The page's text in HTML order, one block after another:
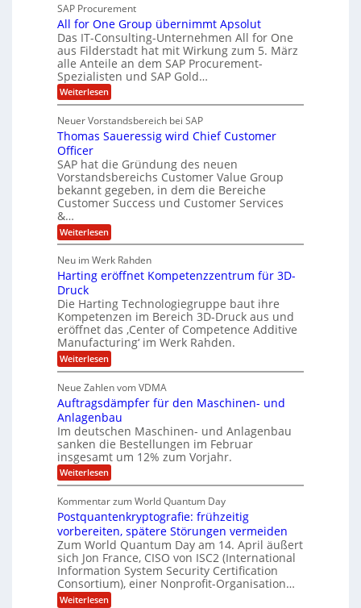
e
i
F
S
z
i
a
l
i
s
t
u
i
a
H
u
b
e
l
t
6
5
M
i
l
l
i
o
n
e
n
U
S
-
D
o
l
l
n
e
n
n
t
C
T
O
V
P
S
l
e
s
E
g
i
n
e
e
r
i
n
g
f
ü
r
M
E
A
u
n
d
L
-
S
e
c
u
r
i
t
y
y
s
e
m
S
t
e
l
a
i
n
V
r
s
i
o
n
3
.
2
SAP Procurement
All for One Group übernimmt Apsolut
Das IT-Consulting-Unternehmen All for One
aus Filderstadt hat mit Wirkung zum 5. März
alle Anteile an dem SAP Procurement-
Spezialisten und SAP Gold…
Weiterlesen:
A
l
f
r
O
n
e
G
o
u
p
ü
b
e
n
i
m
m
t
A
p
s
o
l
u
t
Neuer Vorstandsbereich bei SAP
Thomas Saueressig wird Chief Customer
Officer
SAP hat die Gründung des neuen
Vorstandsbereichs Customer Value Group
bekannt gegeben, in dem die Bereiche
Customer Success und Customer Services
&…
Weiterlesen:
T
o
m
S
a
u
e
r
e
s
i
g
w
i
r
d
C
h
i
e
f
C
u
s
t
o
m
e
r
Neu im Werk Rahden
Harting eröffnet Kompetenzzentrum für 3D-
Druck
Die Harting Technologiegruppe baut ihre
Kompetenzen im Bereich 3D-Druck aus und
eröffnet das ‚Center of Competence Additive
Manufacturing‘ im Werk Rahden.
Weiterlesen:
H
r
t
i
n
g
e
r
ö
f
n
e
t
K
o
m
p
e
t
Neue Zahlen vom VDMA
Auftragsdämpfer für den Maschinen- und
Anlagenbau
Im deutschen Maschinen- und Anlagenbau
sanken die Bestellungen im Februar
insgesamt um 12% zum Vorjahr.
Weiterlesen:
A
f
t
r
a
g
s
d
ä
m
Kommentar zum World Quantum Day
Postquantenkryptografie: frühzeitig
vorbereiten, spätere Störungen vermeiden
Zum World Quantum Day am 14. April äußert
sich Jon France, CISO von ISC2 (International
Information System Security Certification
Consortium), einer Nonprofit-Organisation…
Weiterlesen: